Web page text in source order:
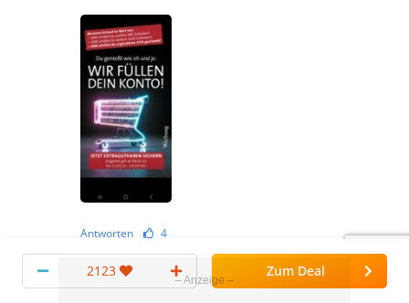
Antworten 4
u2lady Studi 09.01.2021, 07:52
2123 Zum Deal